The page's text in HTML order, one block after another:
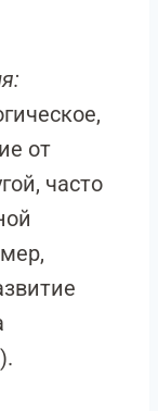
от
часто